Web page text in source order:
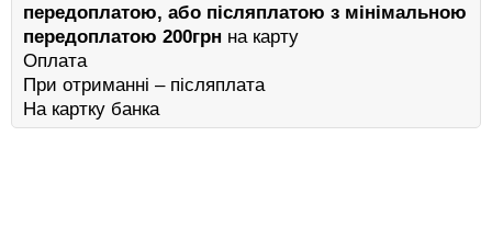
передоплатою, або післяплатою з мінімальною
передоплатою 200грн на карту
Оплата
При отриманні – післяплата
На картку банка